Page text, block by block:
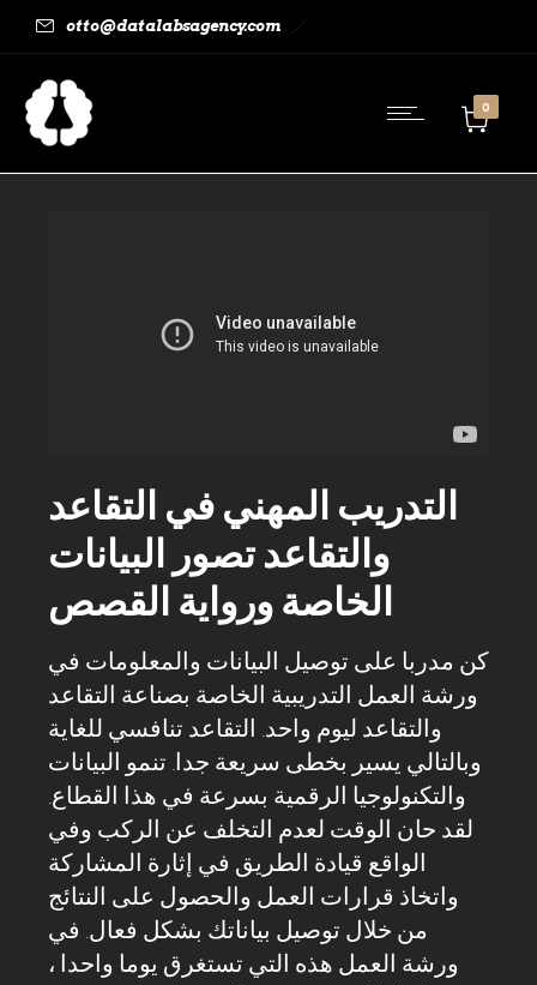
otto@datalabsagency.com
0
التدريب المهني في التقاعد
والتقاعد تصور البيانات
الخاصة ورواية القصص
كن مدربا على توصيل البيانات والمعلومات في
ورشة العمل التدريبية الخاصة بصناعة التقاعد
والتقاعد ليوم واحد. التقاعد تنافسي للغاية
وبالتالي يسير بخطى سريعة جدا. تنمو البيانات
والتكنولوجيا الرقمية بسرعة في هذا القطاع.
لقد حان الوقت لعدم التخلف عن الركب وفي
الواقع قيادة الطريق في إثارة المشاركة
واتخاذ قرارات العمل والحصول على النتائج
من خلال توصيل بياناتك بشكل فعال. في
ورشة العمل هذه التي تستغرق يوما واحدا ،